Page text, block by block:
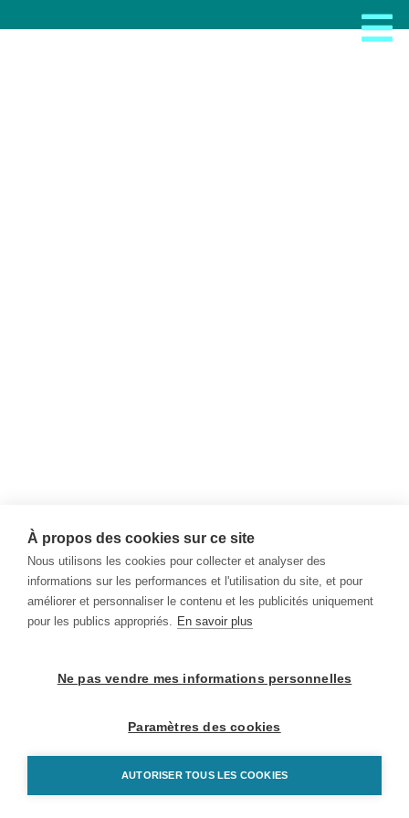
À propos des cookies sur ce site
Nous utilisons les cookies pour collecter et analyser des
informations sur les performances et l'utilisation du site, et pour
améliorer et personnaliser le contenu et les publicités uniquement
pour les publics appropriés. En savoir plus
Ne pas vendre mes informations personnelles
Paramètres des cookies
AUTORISER TOUS LES COOKIES